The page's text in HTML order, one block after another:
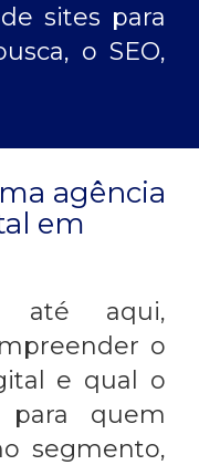
sites para
o SEO,
agência
em
até aqui,
o
e qual o
para quem
segmento,